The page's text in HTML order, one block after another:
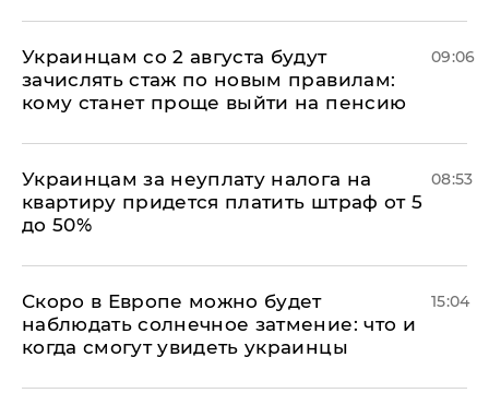
Украинцам со 2 августа будут
зачислять стаж по новым правилам:
кому станет проще выйти на пенсию
09:06
Украинцам за неуплату налога на
квартиру придется платить штраф от 5
до 50%
08:53
Скоро в Европе можно будет
наблюдать солнечное затмение: что и
когда смогут увидеть украинцы
15:04